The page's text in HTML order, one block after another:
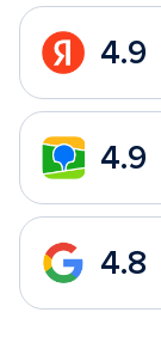
4.9
4.9
4.8